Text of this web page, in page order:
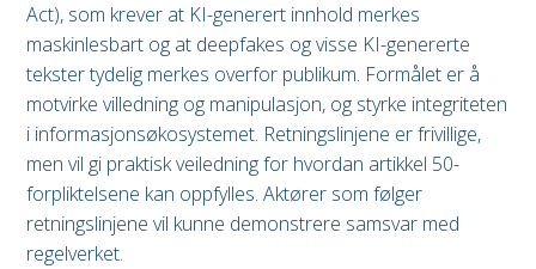
Act), som krever at KI-generert innhold merkes
maskinlesbart og at deepfakes og visse KI-genererte
tekster tydelig merkes overfor publikum. Formålet er å
motvirke villedning og manipulasjon, og styrke integriteten
i informasjonsøkosystemet. Retningslinjene er frivillige,
men vil gi praktisk veiledning for hvordan artikkel 50-
forpliktelsene kan oppfylles. Aktører som følger
retningslinjene vil kunne demonstrere samsvar med
regelverket.